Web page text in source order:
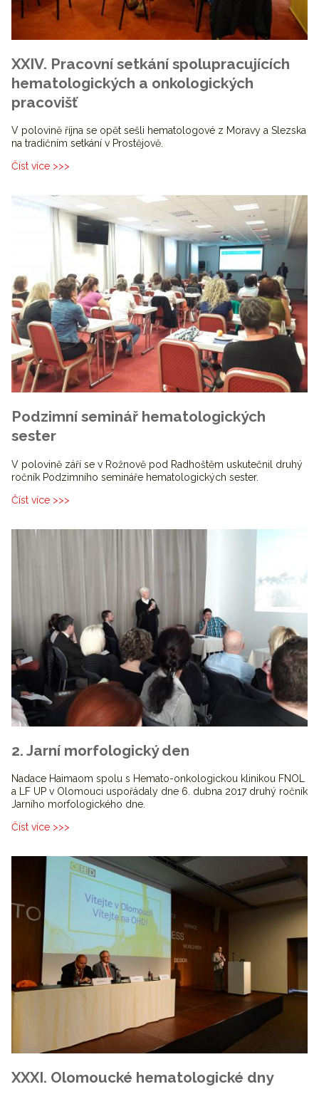
XXIV. Pracovní setkání spolupracujících
hematologických a onkologických
pracovišť
V polovině října se opět sešli hematologové z Moravy a Slezska
na tradičním setkání v Prostějově.
Číst více >>>
Podzimní seminář hematologických
sester
V polovině září se v Rožnově pod Radhoštěm uskutečnil druhý
ročník Podzimního semináře hematologických sester.
Číst více >>>
2. Jarní morfologický den
Nadace Haimaom spolu s Hemato-onkologickou klinikou FNOL
a LF UP v Olomouci uspořádaly dne 6. dubna 2017 druhý ročník
Jarního morfologického dne.
Číst více >>>
XXXI. Olomoucké hematologické dny